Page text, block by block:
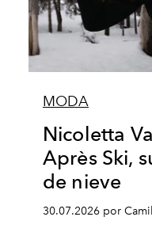
MODA
Nicoletta
Après Ski,
de nieve
30.07.2026 por